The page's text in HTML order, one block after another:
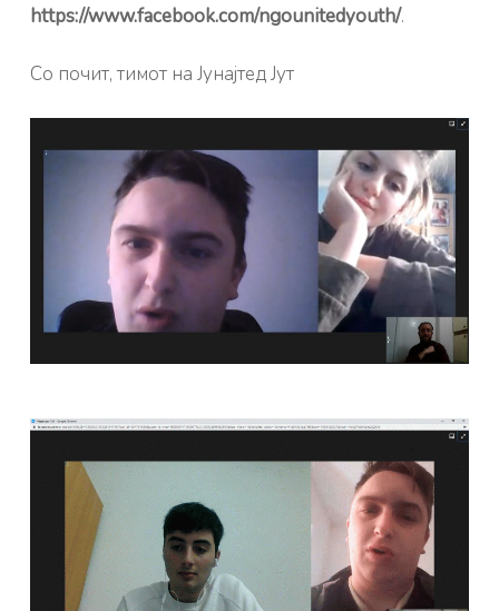
https://www.facebook.com/ngounitedyouth/.
Со почит, тимот на Јунајтед Јут